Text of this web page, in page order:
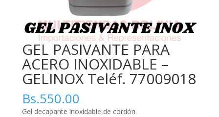
GEL PASIVANTE PARA
ACERO INOXIDABLE –
GELINOX Teléf. 77009018
Bs.550.00
Gel decapante inoxidable de cordón.